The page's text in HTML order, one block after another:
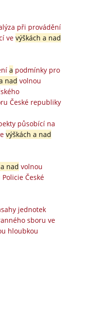
při provádění
ve výškách a nad
a podmínky pro
nad volnou
České republiky
působící na
výškách a nad
nad volnou
České
jednotek
sboru ve
hloubkou